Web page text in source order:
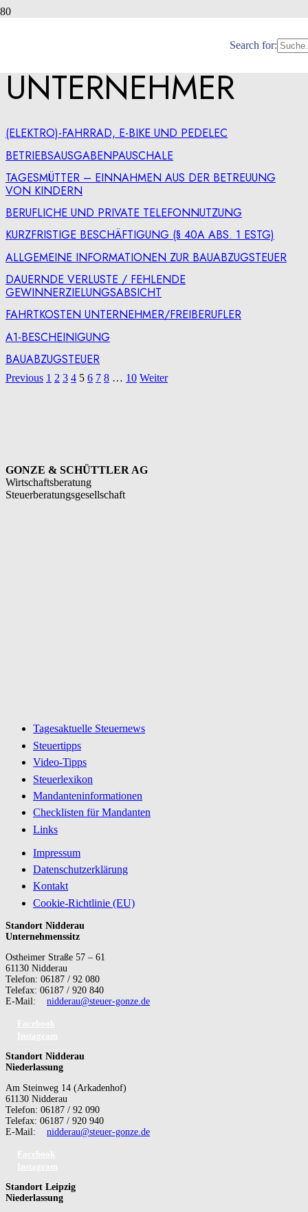
Search for:
UNTERNEHMER
(ELEKTRO)-FAHRRAD, E-BIKE UND PEDELEC
BETRIEBSAUSGABENPAUSCHALE
TAGESMÜTTER – EINNAHMEN AUS DER BETREUUNG
VON KINDERN
BERUFLICHE UND PRIVATE TELEFONNUTZUNG
KURZFRISTIGE BESCHÄFTIGUNG (§ 40A ABS. 1 ESTG)
ALLGEMEINE INFORMATIONEN ZUR BAUABZUGSTEUER
DAUERNDE VERLUSTE / FEHLENDE
GEWINNERZIELUNGSABSICHT
FAHRTKOSTEN UNTERNEHMER/FREIBERUFLER
A1-BESCHEINIGUNG
BAUABZUGSTEUER
Previous 1 2 3 4 5 6 7 8 … 10 Weiter
GONZE & SCHÜTTLER AG
Wirtschaftsberatung
Steuerberatungsgesellschaft
Tagesaktuelle Steuernews
Steuertipps
Video-Tipps
Steuerlexikon
Mandanteninformationen
Checklisten für Mandanten
Links
Impressum
Datenschutzerklärung
Kontakt
Cookie-Richtlinie (EU)
Standort Nidderau
Unternehmenssitz
Ostheimer Straße 57 – 61
61130 Nidderau
Telefon: 06187 / 92 080
Telefax: 06187 / 920 840
E-Mail: nidderau@steuer-gonze.de
Standort Nidderau
Niederlassung
Am Steinweg 14 (Arkadenhof)
61130 Nidderau
Telefon: 06187 / 92 090
Telefax: 06187 / 920 940
E-Mail: nidderau@steuer-gonze.de
Standort Leipzig
Niederlassung